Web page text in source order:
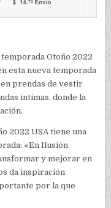
temporada Otoño 2022
esta nueva temporada
prendas de vestir
intimas, donde la
2022 USA tiene una
«En Ilusión
y mejorar en
da inspiración
por la que